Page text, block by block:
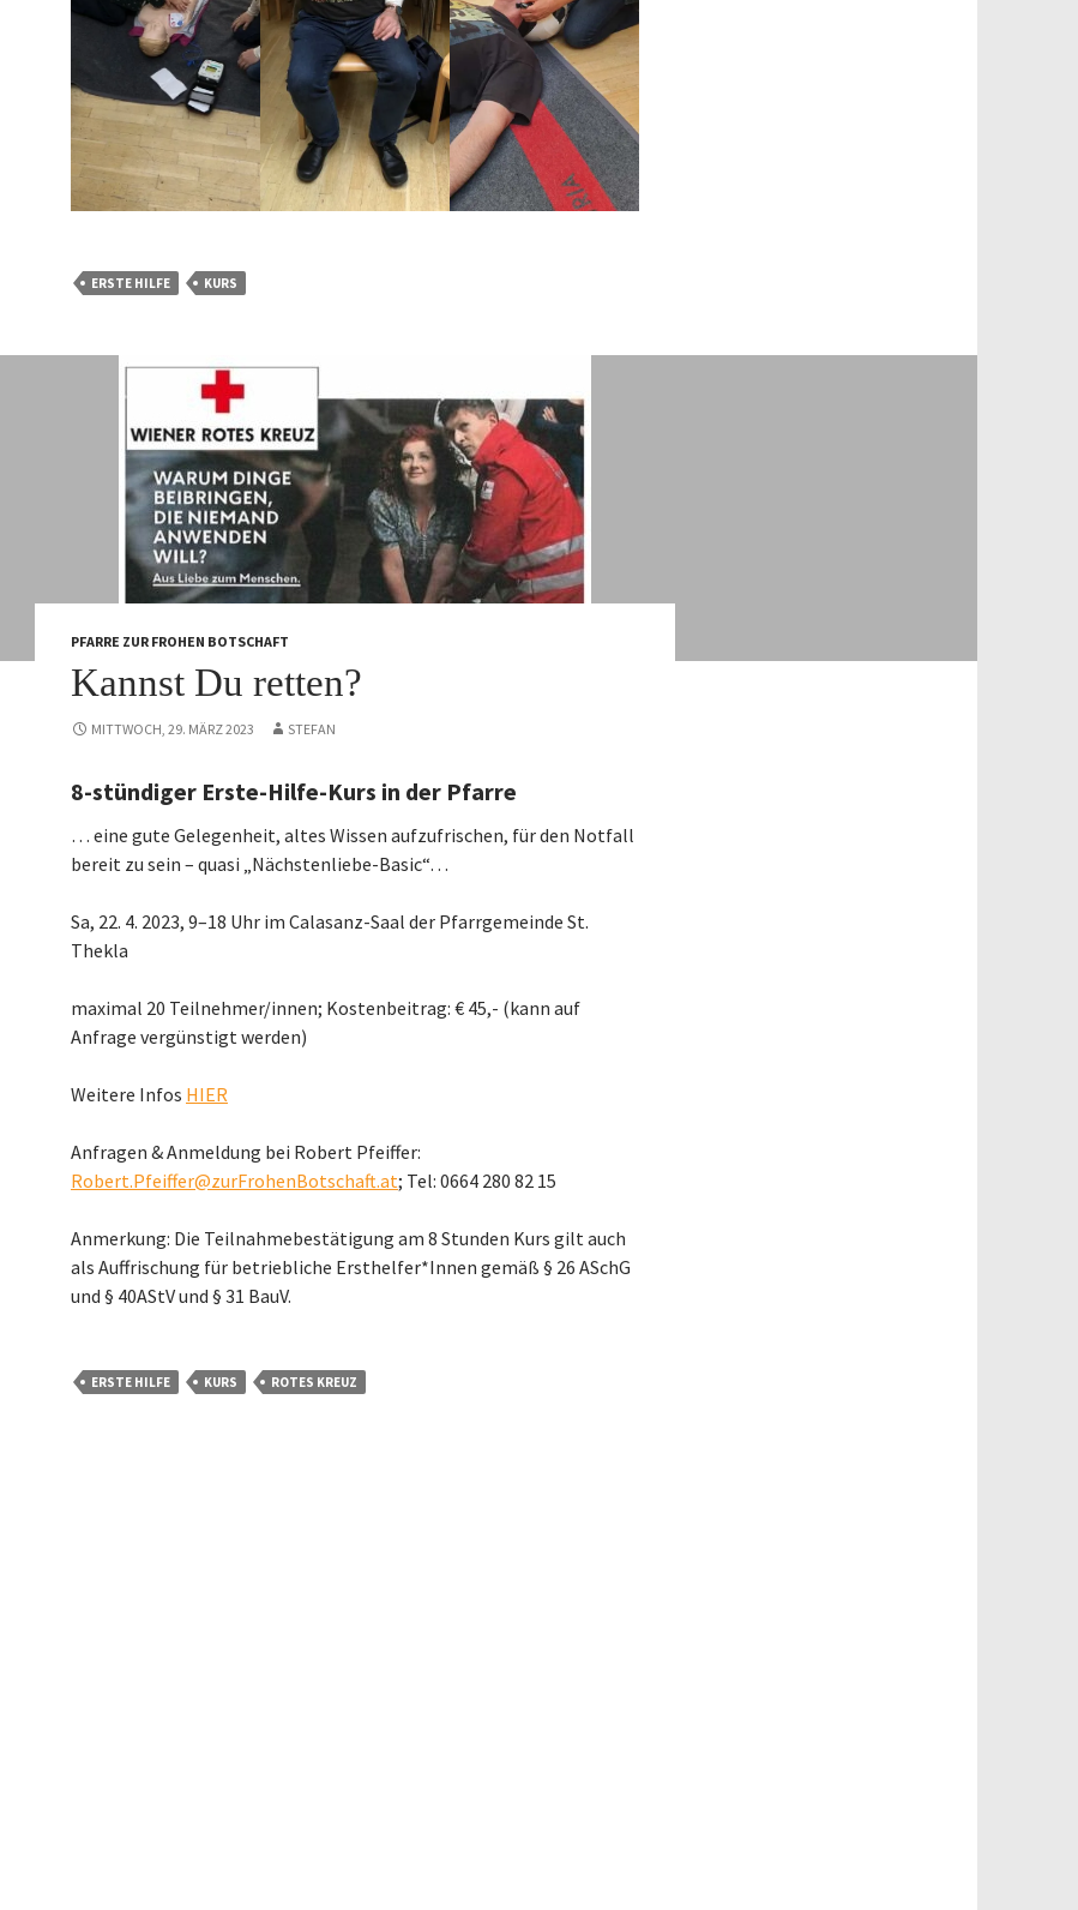
ERSTE HILFE KURS
PFARRE ZUR FROHEN BOTSCHAFT
Kannst Du retten?
MITTWOCH, 29. MÄRZ 2023 STEFAN
8-stündiger Erste-Hilfe-Kurs in der Pfarre
… eine gute Gelegenheit, altes Wissen aufzufrischen, für den Notfall
bereit zu sein – quasi „Nächstenliebe-Basic“…
Sa, 22. 4. 2023, 9–18 Uhr im Calasanz-Saal der Pfarrgemeinde St.
Thekla
maximal 20 Teilnehmer/innen; Kostenbeitrag: € 45,- (kann auf
Anfrage vergünstigt werden)
Weitere Infos HIER
Anfragen & Anmeldung bei Robert Pfeiffer:
Robert.Pfeiffer@zurFrohenBotschaft.at; Tel: 0664 280 82 15
Anmerkung: Die Teilnahmebestätigung am 8 Stunden Kurs gilt auch
als Auffrischung für betriebliche Ersthelfer*Innen gemäß § 26 ASchG
und § 40AStV und § 31 BauV.
ERSTE HILFE KURS ROTES KREUZ